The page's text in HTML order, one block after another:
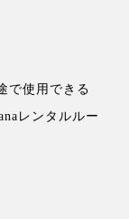
で使用できる
レンタルルー